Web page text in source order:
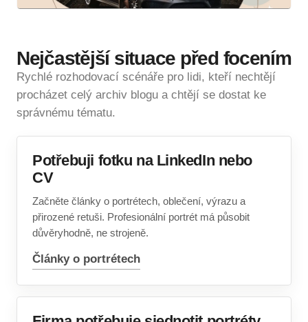
Nejčastější situace před focením
Rychlé rozhodovací scénáře pro lidi, kteří nechtějí
procházet celý archiv blogu a chtějí se dostat ke
správnému tématu.
Potřebuji fotku na LinkedIn nebo
CV
Začněte články o portrétech, oblečení, výrazu a
přirozené retuši. Profesionální portrét má působit
důvěryhodně, ne strojeně.
Články o portrétech